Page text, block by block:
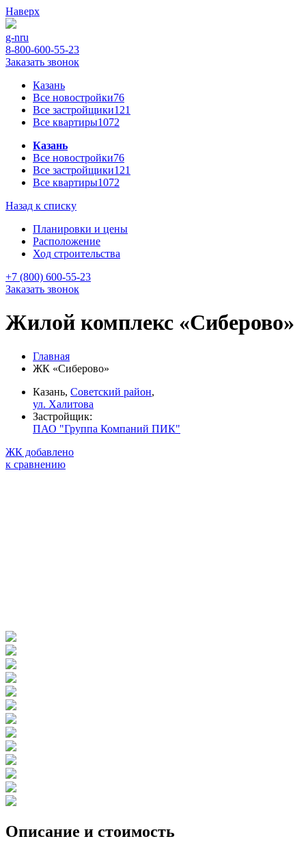
Наверх
g-nru
8-800-600-55-23
Заказать звонок
Казань
Все новостройки76
Все застройщики121
Все квартиры1072
Казань
Все новостройки76
Все застройщики121
Все квартиры1072
Назад к списку
Планировки и цены
Расположение
Ход строительства
+7 (800) 600-55-23
Заказать звонок
Жилой комплекс «Сиберово»
Главная
ЖК «Сиберово»
Казань, Советский район,
ул. Халитова
Застройщик:
ПАО "Группа Компаний ПИК"
ЖК добавлено
к сравнению
Описание и стоимость